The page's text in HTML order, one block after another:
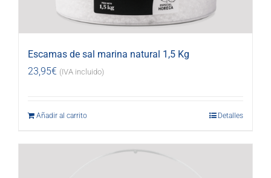
Escamas de sal marina natural 1,5 Kg
23,95€ (IVA incluido)
Añadir al carrito Detalles